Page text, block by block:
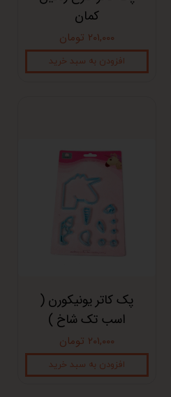
کمان
۲۰۱,۰۰۰ تومان
افزودن به سبد خرید
پک کاتر یونیکورن (
اسب تک شاخ )
۲۰۱,۰۰۰ تومان
افزودن به سبد خرید